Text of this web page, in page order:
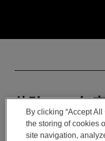
search
terms
体验2023年
活动，从我
技术中获得
By clicking “Accept
the storing of cookies
site navigation,